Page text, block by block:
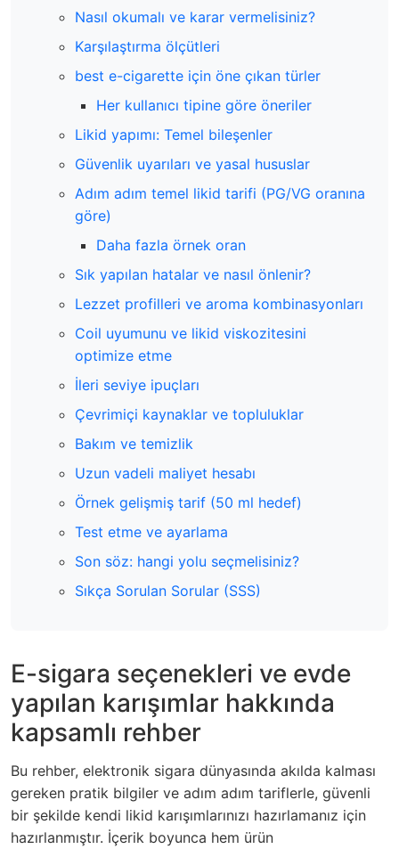
Nasıl okumalı ve karar vermelisiniz?
Karşılaştırma ölçütleri
best e-cigarette için öne çıkan türler
Her kullanıcı tipine göre öneriler
Likid yapımı: Temel bileşenler
Güvenlik uyarıları ve yasal hususlar
Adım adım temel likid tarifi (PG/VG oranına
göre)
Daha fazla örnek oran
Sık yapılan hatalar ve nasıl önlenir?
Lezzet profilleri ve aroma kombinasyonları
Coil uyumunu ve likid viskozitesini
optimize etme
İleri seviye ipuçları
Çevrimiçi kaynaklar ve topluluklar
Bakım ve temizlik
Uzun vadeli maliyet hesabı
Örnek gelişmiş tarif (50 ml hedef)
Test etme ve ayarlama
Son söz: hangi yolu seçmelisiniz?
Sıkça Sorulan Sorular (SSS)
E-sigara seçenekleri ve evde
yapılan karışımlar hakkında
kapsamlı rehber
Bu rehber, elektronik sigara dünyasında akılda kalması
gereken pratik bilgiler ve adım adım tariflerle, güvenli
bir şekilde kendi likid karışımlarınızı hazırlamanız için
hazırlanmıştır. İçerik boyunca hem ürün